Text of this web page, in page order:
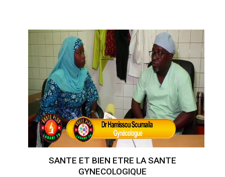
SANTE ET BIEN ETRE LA SANTE
GYNECOLOGIQUE